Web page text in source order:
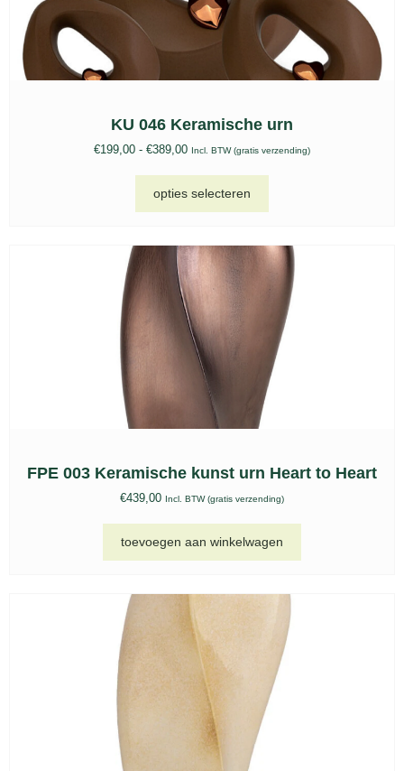
KU 046 Keramische urn
€199,00 - €389,00 Incl. BTW (gratis verzending)
opties selecteren
FPE 003 Keramische kunst urn Heart to Heart
€439,00 Incl. BTW (gratis verzending)
toevoegen aan winkelwagen